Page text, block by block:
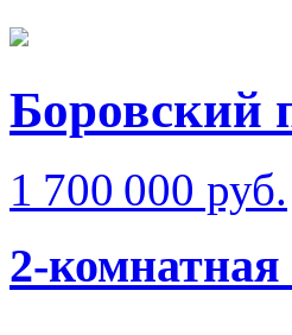
Боровский
1 700 000 руб.
2-